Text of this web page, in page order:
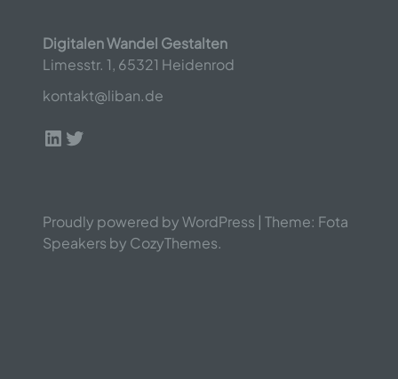
Digitalen Wandel Gestalten
Limesstr. 1, 65321 Heidenrod
kontakt@liban.de
LinkedIn Twitter
Proudly powered by WordPress | Theme: Fota
Speakers by CozyThemes.